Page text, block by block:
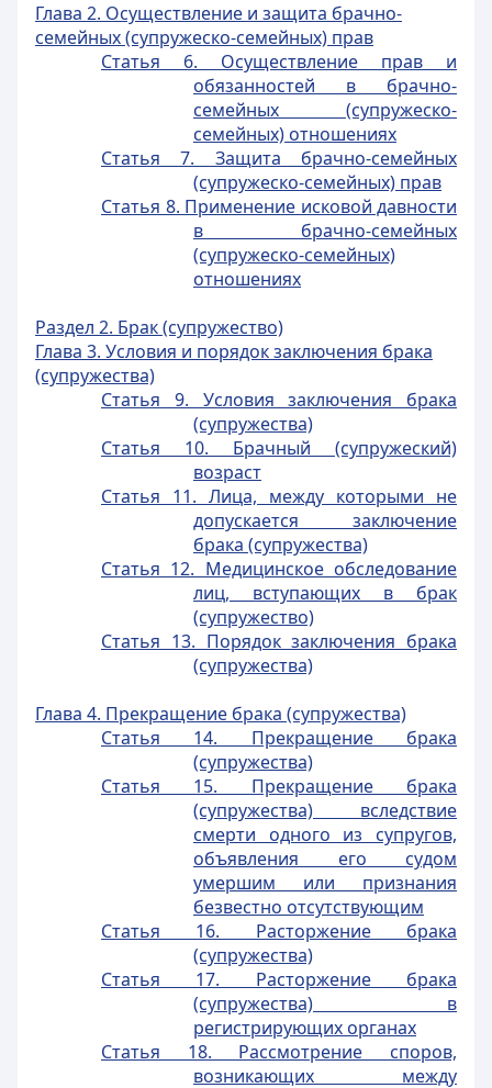
Глава 2. Осуществление и защита брачно-
семейных (супружеско-семейных) прав
Статья 6. Осуществление прав и
обязанностей в брачно-
семейных (супружеско-
семейных) отношениях
Статья 7. Защита брачно-семейных
(супружеско-семейных) прав
Статья 8. Применение исковой давности
в брачно-семейных
(супружеско-семейных)
отношениях
Раздел 2. Брак (супружество)
Глава 3. Условия и порядок заключения брака
(супружества)
Статья 9. Условия заключения брака
(супружества)
Статья 10. Брачный (супружеский)
возраст
Статья 11. Лица, между которыми не
допускается заключение
брака (супружества)
Статья 12. Медицинское обследование
лиц, вступающих в брак
(супружество)
Статья 13. Порядок заключения брака
(супружества)
Глава 4. Прекращение брака (супружества)
Статья 14. Прекращение брака
(супружества)
Статья 15. Прекращение брака
(супружества) вследствие
смерти одного из супругов,
объявления его судом
умершим или признания
безвестно отсутствующим
Статья 16. Расторжение брака
(супружества)
Статья 17. Расторжение брака
(супружества) в
регистрирующих органах
Статья 18. Рассмотрение споров,
возникающих между